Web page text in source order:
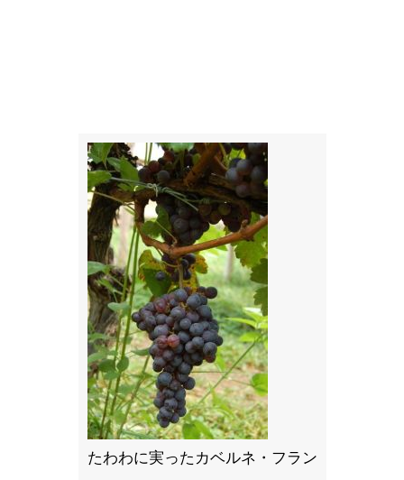
たわわに実ったカベルネ・フラン